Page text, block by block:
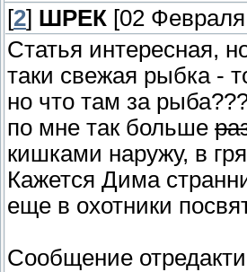
[2] ШРЕК [02
Статья интересная,
таки свежая рыбка -
но что там за
по мне так больше
кишками наружу, в
Кажется Дима
еще в охотники
Сообщение